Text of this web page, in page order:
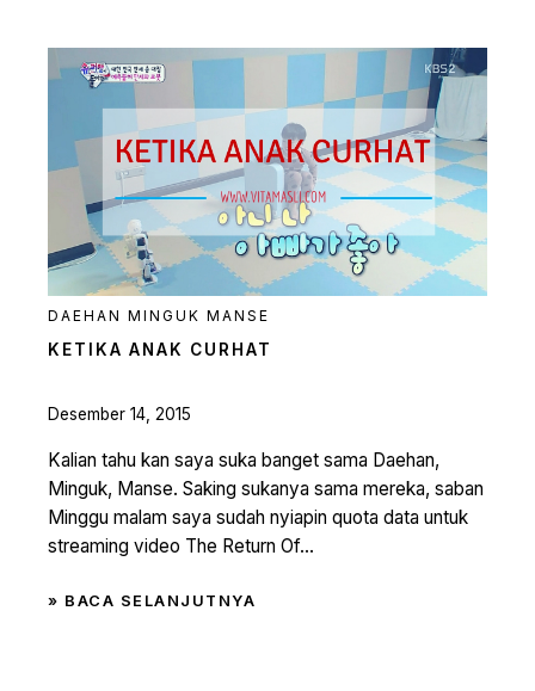
DAEHAN MINGUK MANSE
KETIKA ANAK CURHAT
Desember 14, 2015
Kalian tahu kan saya suka banget sama Daehan,
Minguk, Manse. Saking sukanya sama mereka, saban
Minggu malam saya sudah nyiapin quota data untuk
streaming video The Return Of...
» BACA SELANJUTNYA